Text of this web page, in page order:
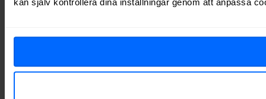
kan själv kontrollera dina inställningar genom att anpassa